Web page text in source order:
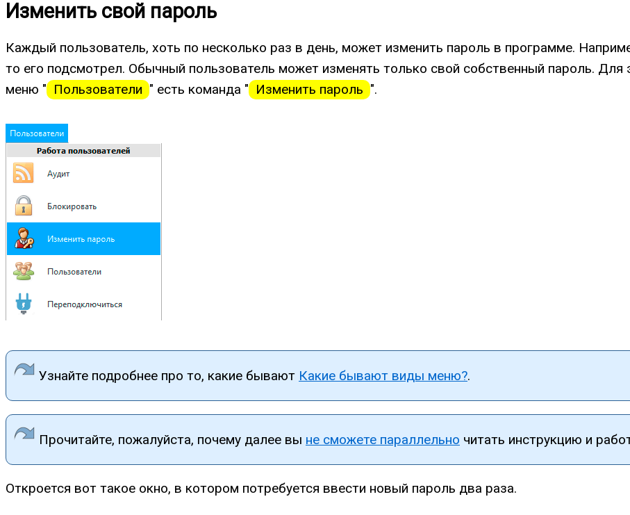
Изменить свой пароль
Каждый пользователь, хоть по несколько раз в день, может изменить пароль в программе.
то его подсмотрел. Обычный пользователь может изменять только свой собственный пароль.
меню " Пользователи " есть команда " Изменить пароль ".
Узнайте подробнее про то, какие бывают Какие бывают виды меню?.
Прочитайте, пожалуйста, почему далее вы не сможете параллельно читать инструкцию и
Откроется вот такое окно, в котором потребуется ввести новый пароль два раза.